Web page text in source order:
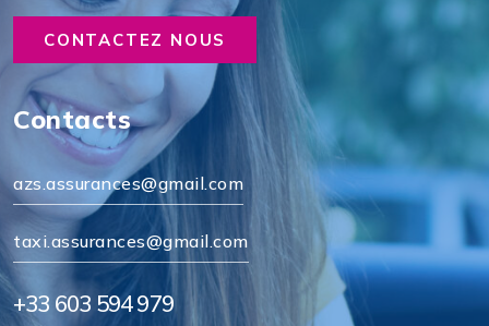
CONTACTEZ NOUS
Contacts
azs.assurances@gmail.com
taxi.assurances@gmail.com
+33 603 594 979